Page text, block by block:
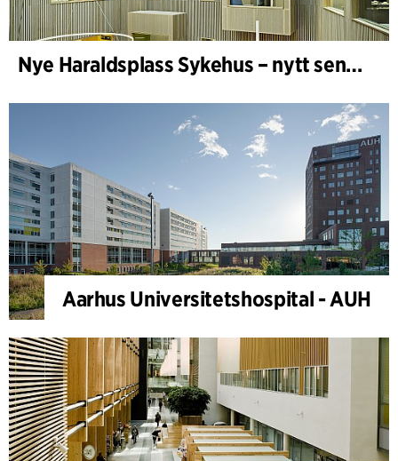
Nye Haraldsplass Sykehus – nytt sengebygg
Aarhus Universitetshospital - AUH